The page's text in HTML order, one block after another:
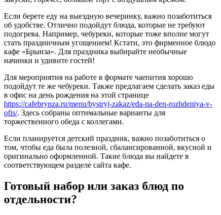
Если берете еду на выездную вечеринку, важно позаботиться
об удобстве. Отлично подойдут блюда, которые не требуют
подогрева. Например, чебуреки, которые тоже вполне могут
стать праздничным угощением! Кстати, это фирменное блюдо
кафе «Брынза». Для праздника выбирайте необычные
начинки и удивите гостей!
Для мероприятия на работе в формате чаепития хорошо
подойдут те же чебуреки. Также предлагаем сделать заказ еды
в офис на день рождения на этой странице
https://cafebrynza.ru/menu/bystryj-zakaz/eda-na-den-rozhdeniya-v-
ofis/. Здесь собраны оптимальные варианты для
торжественного обеда с коллегами.
Если планируется детский праздник, важно позаботиться о
том, чтобы еда была полезной, сбалансированной, вкусной и
оригинально оформленной. Такие блюда вы найдете в
соответствующем разделе сайта кафе.
Готовый набор или заказ блюд по
отдельности?